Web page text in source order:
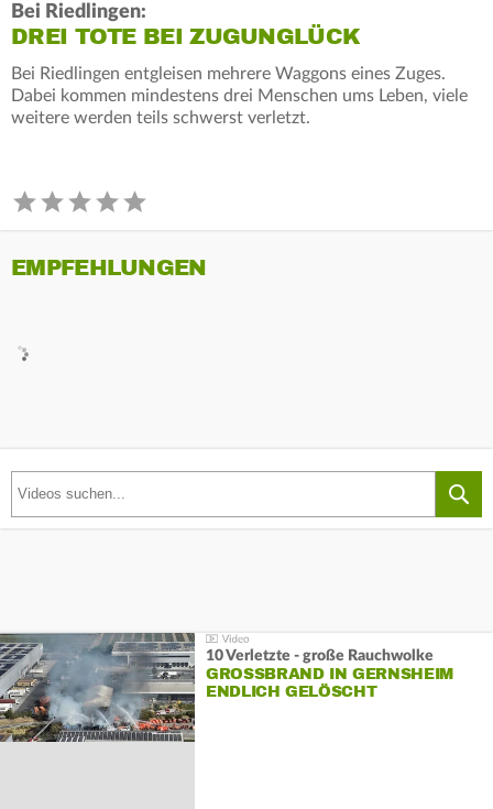
Bei Riedlingen:
DREI TOTE BEI ZUGUNGLÜCK
Bei Riedlingen entgleisen mehrere Waggons eines Zuges.
Dabei kommen mindestens drei Menschen ums Leben, viele
weitere werden teils schwerst verletzt.
EMPFEHLUNGEN
10 Verletzte - große Rauchwolke
GROSSBRAND IN GERNSHEIM E
NDLICH GELÖSCHT